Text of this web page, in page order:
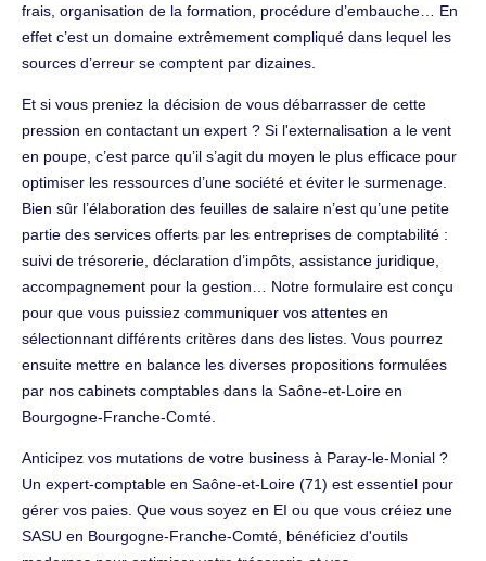
frais, organisation de la formation, procédure d’embauche… En
effet c’est un domaine extrêmement compliqué dans lequel les
sources d’erreur se comptent par dizaines.
Et si vous preniez la décision de vous débarrasser de cette
pression en contactant un expert ? Si l'externalisation a le vent
en poupe, c’est parce qu’il s’agit du moyen le plus efficace pour
optimiser les ressources d’une société et éviter le surmenage.
Bien sûr l’élaboration des feuilles de salaire n’est qu’une petite
partie des services offerts par les entreprises de comptabilité :
suivi de trésorerie, déclaration d’impôts, assistance juridique,
accompagnement pour la gestion… Notre formulaire est conçu
pour que vous puissiez communiquer vos attentes en
sélectionnant différents critères dans des listes. Vous pourrez
ensuite mettre en balance les diverses propositions formulées
par nos cabinets comptables dans la Saône-et-Loire en
Bourgogne-Franche-Comté.
Anticipez vos mutations de votre business à Paray-le-Monial ?
Un expert-comptable en Saône-et-Loire (71) est essentiel pour
gérer vos paies. Que vous soyez en EI ou que vous créiez une
SASU en Bourgogne-Franche-Comté, bénéficiez d'outils